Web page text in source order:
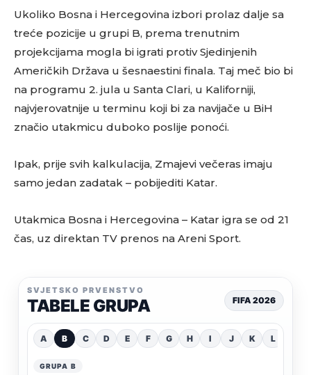
Ukoliko Bosna i Hercegovina izbori prolaz dalje sa
treće pozicije u grupi B, prema trenutnim
projekcijama mogla bi igrati protiv Sjedinjenih
Američkih Država u šesnaestini finala. Taj meč bio bi
na programu 2. jula u Santa Clari, u Kaliforniji,
najvjerovatnije u terminu koji bi za navijače u BiH
značio utakmicu duboko poslije ponoći.
Ipak, prije svih kalkulacija, Zmajevi večeras imaju
samo jedan zadatak – pobijediti Katar.
Utakmica Bosna i Hercegovina – Katar igra se od 21
čas, uz direktan TV prenos na Areni Sport.
SVJETSKO PRVENSTVO
TABELE GRUPA FIFA 2026
A B C D E F G H I J K L
GRUPA B